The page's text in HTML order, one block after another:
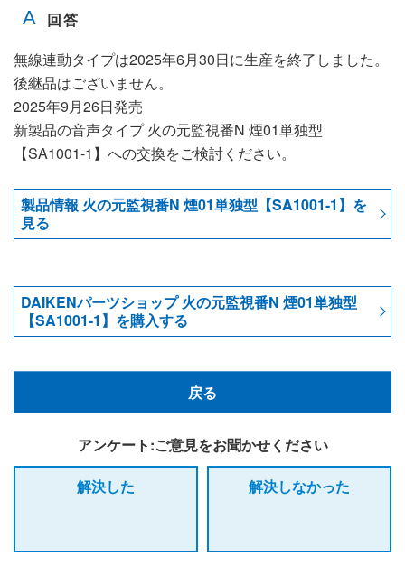
無線連動タイプは2025年6月30日に生産を終了しました。
後継品はございません。
2025年9月26日発売
新製品の音声タイプ 火の元監視番N 煙01単独型
【SA1001-1】への交換をご検討ください。
製品情報 火の元監視番N 煙01単独型【SA1001-1】を
見る
DAIKENパーツショップ 火の元監視番N 煙01単独型
【SA1001-1】を購入する
戻る
アンケート:ご意見をお聞かせください
解決した
解決しなかった